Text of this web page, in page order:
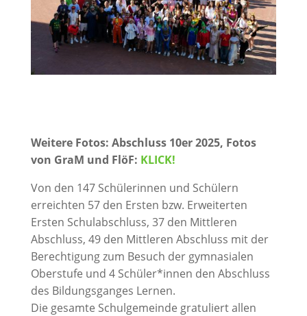
Weitere Fotos: Abschluss 10er 2025, Fotos
von GraM und FlöF: KLICK!
Von den 147 Schülerinnen und Schülern
erreichten 57 den Ersten bzw. Erweiterten
Ersten Schulabschluss, 37 den Mittleren
Abschluss, 49 den Mittleren Abschluss mit der
Berechtigung zum Besuch der gymnasialen
Oberstufe und 4 Schüler*innen den Abschluss
des Bildungsganges Lernen.
Die gesamte Schulgemeinde gratuliert allen